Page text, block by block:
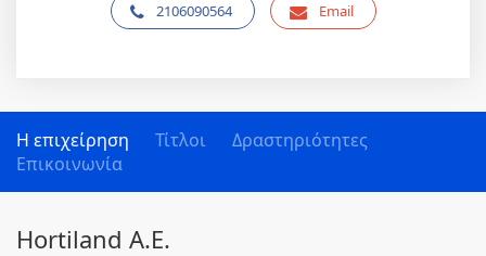
2106090564 Email
Η επιχείρηση Τίτλοι
Δραστηριότητες
Επικοινωνία
Hortiland A.E.